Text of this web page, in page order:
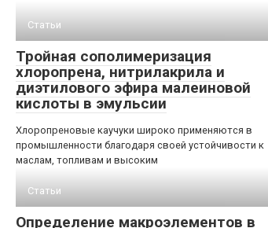
Статьи
Тройная сополимеризация
хлоропрена, нитрилакрила и
диэтилового эфира малеиновой
кислоты в эмульсии
Хлоропреновые каучуки широко применяются в
промышленности благодаря своей устойчивости к
маслам, топливам и высоким
Статьи
Определение макроэлементов в